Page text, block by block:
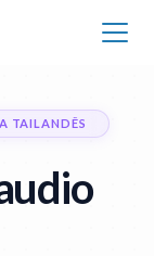
TAILANDÊS